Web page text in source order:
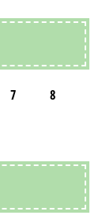
7
8